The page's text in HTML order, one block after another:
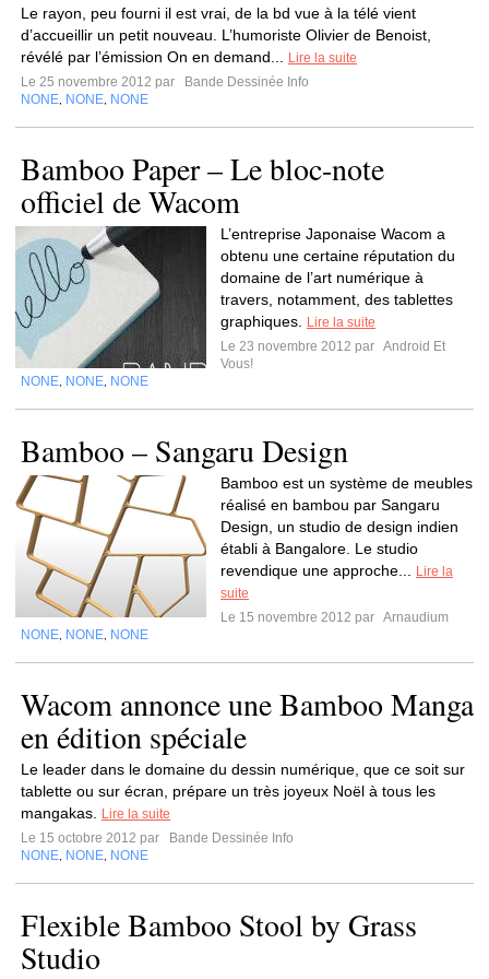
Le rayon, peu fourni il est vrai, de la bd vue à la télé vient
d’accueillir un petit nouveau. L’humoriste Olivier de Benoist,
révélé par l’émission On en demand...
Lire la suite
Le 25 novembre 2012 par
Bande Dessinée Info
NONE NONE NONE
Bamboo Paper – Le bloc-note
officiel de Wacom
L’entreprise Japonaise Wacom a
obtenu une certaine réputation du
domaine de l’art numérique à
travers, notamment, des tablettes
graphiques.
Lire la suite
Le 23 novembre 2012 par Android Et
Vous!
NONE NONE NONE
Bamboo – Sangaru Design
Bamboo est un système de meubles
réalisé en bambou par Sangaru
Design, un studio de design indien
établi à Bangalore. Le studio
revendique une approche...
Lire la
suite
Le 15 novembre 2012 par Arnaudium
NONE NONE NONE
Wacom annonce une Bamboo Manga
en édition spéciale
Le leader dans le domaine du dessin numérique, que ce soit sur
tablette ou sur écran, prépare un très joyeux Noël à tous les
mangakas.
Lire la suite
Le 15 octobre 2012 par
Bande Dessinée Info
NONE NONE NONE
Flexible Bamboo Stool by Grass
Studio